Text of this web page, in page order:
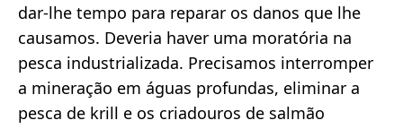
dar-lhe tempo para reparar os danos que lhe
causamos. Deveria haver uma moratória na
pesca industrializada. Precisamos interromper
a mineração em águas profundas, eliminar a
pesca de krill e os criadouros de salmão